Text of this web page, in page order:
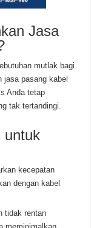
Jasa
mutlak bagi
jasa pasang kabel
Anda tetap
tak tertandingi.
untuk
kecepatan
dengan kabel
tidak rentan